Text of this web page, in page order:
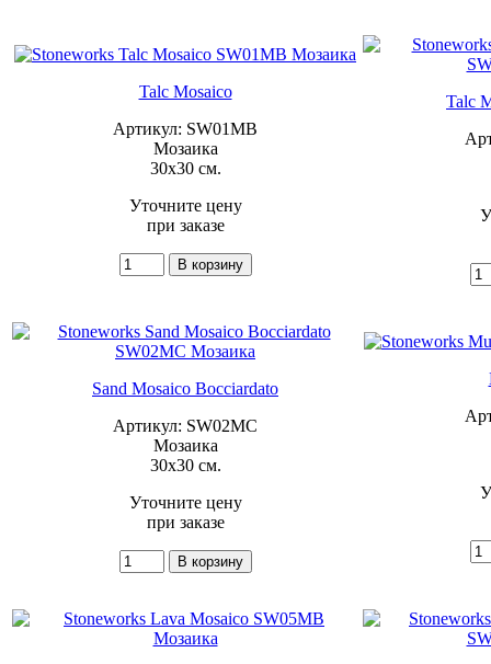
Talc Mosaico
Артикул: SW01MB
Мозаика
30x30 см.
Уточните цену
при заказе
Talc
Sand Mosaico Bocciardato
Артикул: SW02MC
Мозаика
30x30 см.
Уточните цену
при заказе